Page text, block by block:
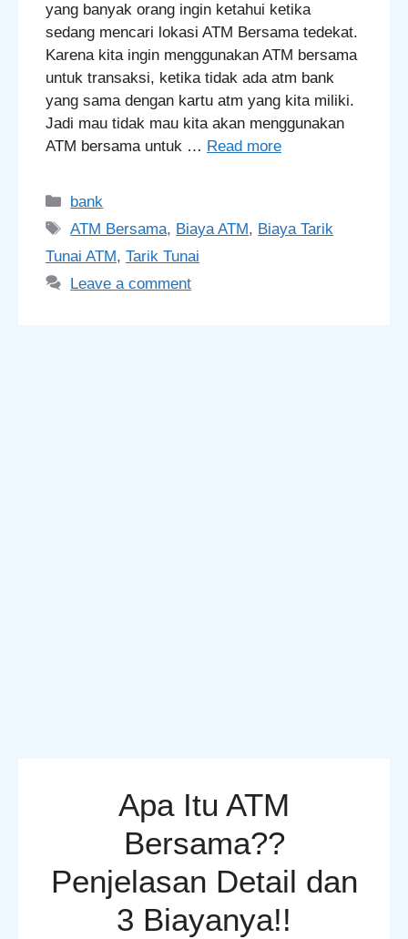
yang banyak orang ingin ketahui ketika
sedang mencari lokasi ATM Bersama tedekat.
Karena kita ingin menggunakan ATM bersama
untuk transaksi, ketika tidak ada atm bank
yang sama dengan kartu atm yang kita miliki.
Jadi mau tidak mau kita akan menggunakan
ATM bersama untuk … Read more
Categories
bank
Tags
ATM Bersama, Biaya ATM, Biaya Tarik
Tunai ATM, Tarik Tunai
Leave a comment
Apa Itu ATM
Bersama??
Penjelasan Detail dan
3 Biayanya!!